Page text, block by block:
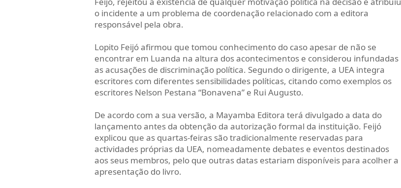
o incidente a um problema de coordenação relacionado com a editora
responsável pela obra.
Lopito Feijó afirmou que tomou conhecimento do caso apesar de não se
encontrar em Luanda na altura dos acontecimentos e considerou infundadas
as acusações de discriminação política. Segundo o dirigente, a UEA integra
escritores com diferentes sensibilidades políticas, citando como exemplos os
escritores Nelson Pestana “Bonavena” e Rui Augusto.
De acordo com a sua versão, a Mayamba Editora terá divulgado a data do
lançamento antes da obtenção da autorização formal da instituição. Feijó
explicou que as quartas-feiras são tradicionalmente reservadas para
actividades próprias da UEA, nomeadamente debates e eventos destinados
aos seus membros, pelo que outras datas estariam disponíveis para acolher a
apresentação do livro.